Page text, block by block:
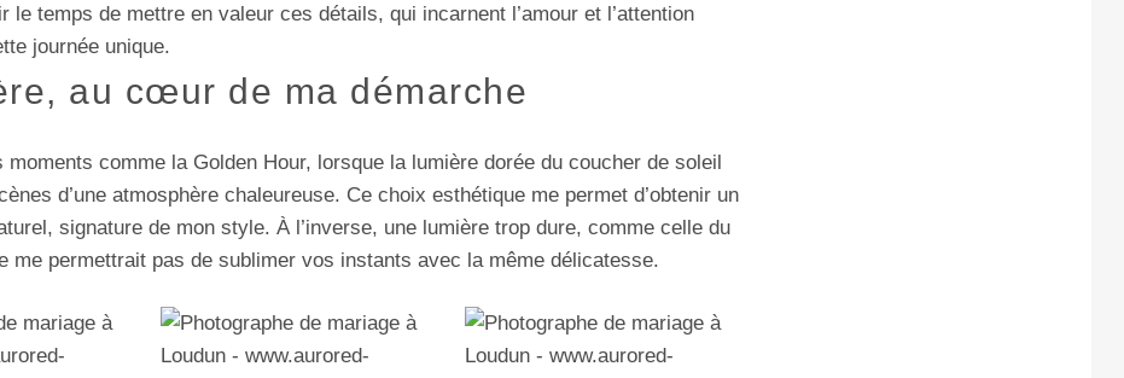
le temps de mettre en valeur ces détails, qui incarnent l’amour et l’attention
journée unique.
au cœur de ma démarche
moments comme la Golden Hour, lorsque la lumière dorée du coucher de soleil
d’une atmosphère chaleureuse. Ce choix esthétique me permet d’obtenir un
signature de mon style. À l’inverse, une lumière trop dure, comme celle du
me permettrait pas de sublimer vos instants avec la même délicatesse.